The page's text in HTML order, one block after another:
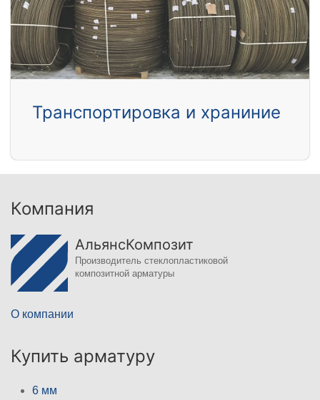
Транспортировка и храниние
Компания
АльянсКомпозит
Производитель стеклопластиковой
композитной арматуры
О компании
Купить арматуру
6 мм